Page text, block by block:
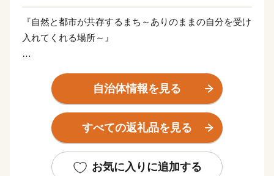
『自然と都市が共存するまち～ありのままの自分を受け
入れてくれる場所～』
山を擁する出羽山脈が広がる緑豊かなまちです。
雄大な自然に育くまれ、古くから米どころ・酒どころと
しても知られています。
つり」は、俵型をした提灯を竿に吊して大きな稲穂に見
自治体情報を見る
すべての返礼品を見る
お気に入りに追加する